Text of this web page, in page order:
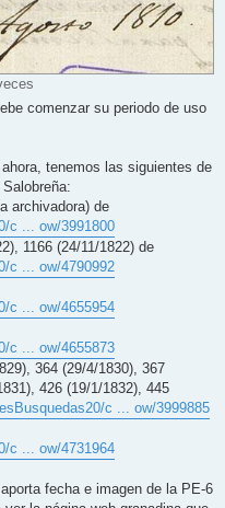
comenzar su periodo de uso
tenemos las siguientes de
archivadora) de
c ... ow/3991800
1166 (24/11/1822) de
c ... ow/4790992
c ... ow/4655954
c ... ow/4655873
364 (29/4/1830), 367
426 (19/1/1832), 445
c ... ow/3999885
c ... ow/4731964
fecha e imagen de la PE-6